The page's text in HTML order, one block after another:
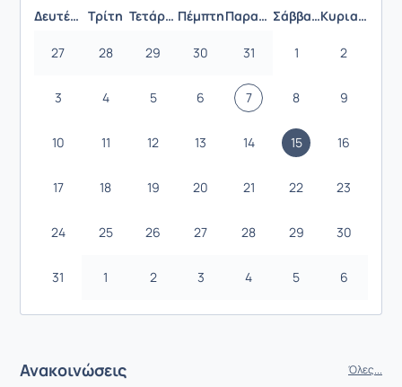
Δευτέρα Τρίτη Τετάρτη Πέμπτη Παρασκευή Σάββατο Κυριακή
27 28 29 30 31 1 2
3 4 5 6 7 8 9
10 11 12 13 14 15 16
17 18 19 20 21 22 23
24 25 26 27 28 29 30
31 1 2 3 4 5 6
Ανακοινώσεις Όλες...